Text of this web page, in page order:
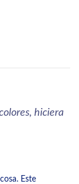
hiciera
Este